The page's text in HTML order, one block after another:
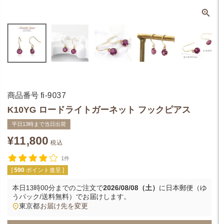
商品番号 fi-9037
K10YG ロードライトガーネット フックピアス
平日13時まで当日出荷
¥11,800 税込
1件
[ 590 ポイント進呈 ]
本日13時00分までのご注文で2026/08/08（土） に 日本郵便（ゆ
うパック/送料無料） でお届けします。
東京都お届け先を変更